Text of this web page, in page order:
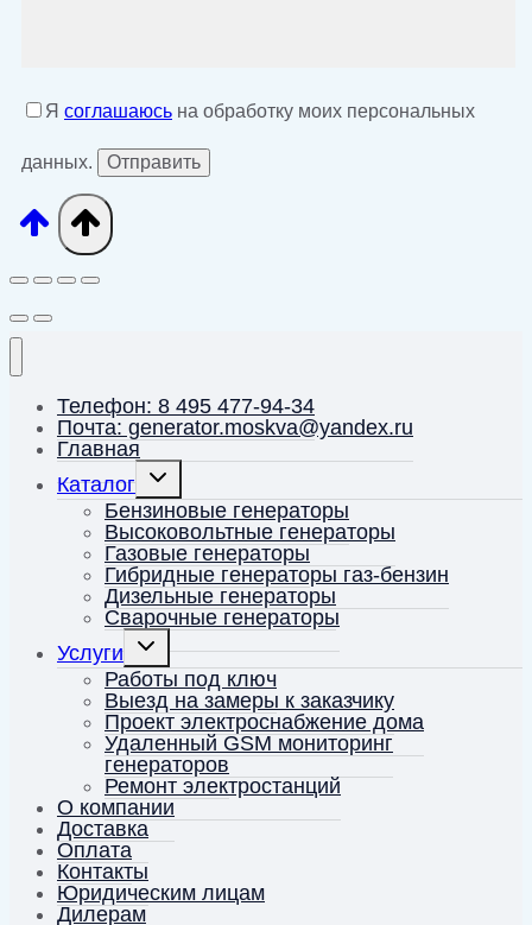
Я соглашаюсь на обработку моих персональных
данных.
Телефон: 8 495 477-94-34
Почта: generator.moskva@yandex.ru
Главная
Каталог
Переключить
меню
Бензиновые генераторы
Высоковольтные генераторы
Газовые генераторы
Гибридные генераторы газ-бензин
Дизельные генераторы
Сварочные генераторы
Услуги
Переключить
дочернее
меню
Работы под ключ
Выезд на замеры к заказчику
Проект электроснабжение дома
Удаленный GSM мониторинг
генераторов
Ремонт электростанций
О компании
Доставка
Оплата
Контакты
Юридическим лицам
Дилерам